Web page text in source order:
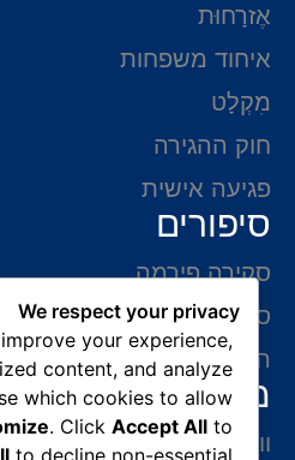
אֶזרָחוּת
איחוד משפחות
מִקְלָט
חוק ההגירה
פגיעה אישית
סיפורים
סקירה פירמה
סיפורי הצלחה
המלצות של לקוחות
מידע ליצירת קשר
ווצאפ 054-765-0002
We respect your privacy
your experience,
content, and analyze
which cookies to allow
. ClickAccept All to